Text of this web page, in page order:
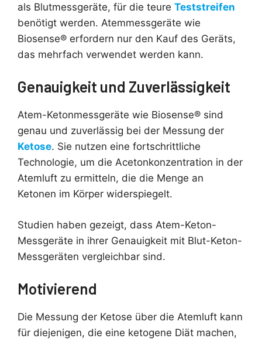
als Blutmessgeräte, für die teure Teststreifen
benötigt werden. Atemmessgeräte wie
Biosense® erfordern nur den Kauf des Geräts,
das mehrfach verwendet werden kann.
Genauigkeit und Zuverlässigkeit
Atem-Ketonmessgeräte wie Biosense® sind
genau und zuverlässig bei der Messung der
Ketose. Sie nutzen eine fortschrittliche
Technologie, um die Acetonkonzentration in der
Atemluft zu ermitteln, die die Menge an
Ketonen im Körper widerspiegelt.
Studien haben gezeigt, dass Atem-Keton-
Messgeräte in ihrer Genauigkeit mit Blut-Keton-
Messgeräten vergleichbar sind.
Motivierend
Die Messung der Ketose über die Atemluft kann
für diejenigen, die eine ketogene Diät machen,